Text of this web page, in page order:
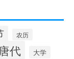
农历
唐代 大学